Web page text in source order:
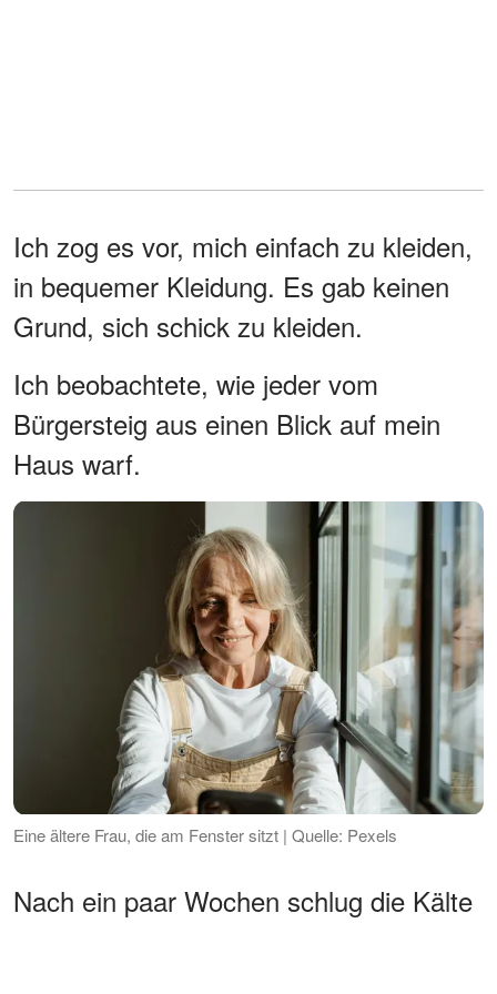
Ich zog es vor, mich einfach zu kleiden,
in bequemer Kleidung. Es gab keinen
Grund, sich schick zu kleiden.
Ich beobachtete, wie jeder vom
Bürgersteig aus einen Blick auf mein
Haus warf.
Eine ältere Frau, die am Fenster sitzt | Quelle: Pexels
Nach ein paar Wochen schlug die Kälte